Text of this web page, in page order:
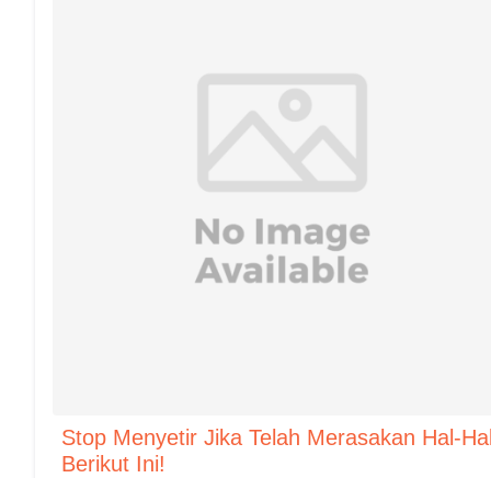
Stop Menyetir Jika Telah Merasakan Hal-
Berikut Ini!